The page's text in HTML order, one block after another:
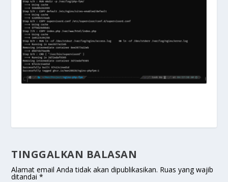
TINGGALKAN BALASAN
Alamat email Anda tidak akan dipublikasikan. Ruas yang wajib
ditandai*